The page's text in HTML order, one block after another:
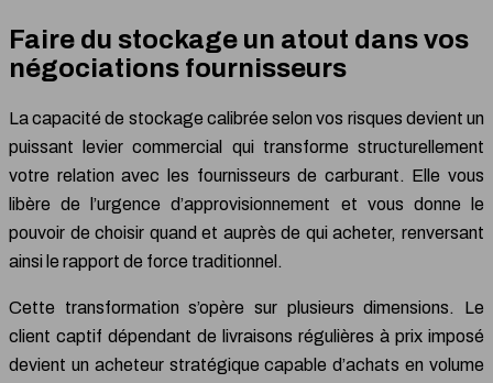
Faire du stockage un atout dans vos
négociations fournisseurs
La capacité de stockage calibrée selon vos risques devient un
puissant levier commercial qui transforme structurellement
votre relation avec les fournisseurs de carburant. Elle vous
libère de l’urgence d’approvisionnement et vous donne le
pouvoir de choisir quand et auprès de qui acheter, renversant
ainsi le rapport de force traditionnel.
Cette transformation s’opère sur plusieurs dimensions. Le
client captif dépendant de livraisons régulières à prix imposé
devient un acheteur stratégique capable d’achats en volume